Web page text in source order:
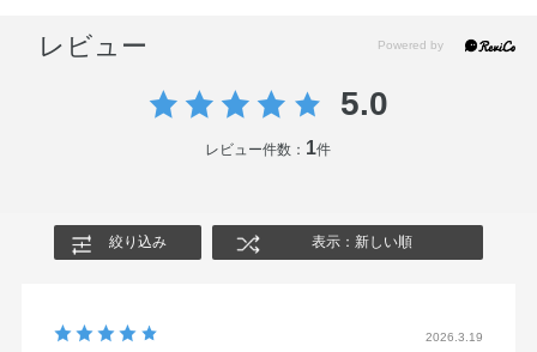
レビュー
5.0
レビュー件数： 1件
絞り込み 表示：新しい順
2026.3.19